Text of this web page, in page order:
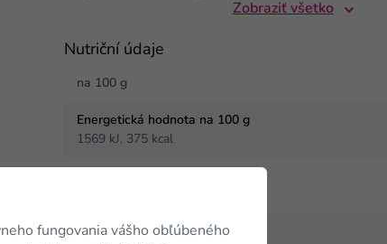
Zobraziť všetko
Nutriční údaje
na 100 g
Energetická hodnota na 100 g
1569 kJ, 375 kcal
z toho nasýtené mastné kyseliny
fungovania vášho obľúbeného